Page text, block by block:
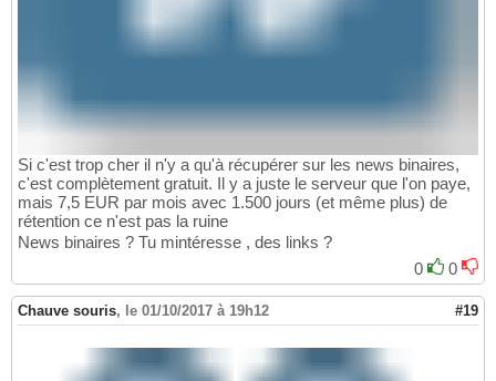
Si c'est trop cher il n'y a qu'à récupérer sur les news binaires,
c'est complètement gratuit. Il y a juste le serveur que l'on paye,
mais 7,5 EUR par mois avec 1.500 jours (et même plus) de
rétention ce n'est pas la ruine
News binaires ? Tu mintéresse , des links ?
0
0
Chauve souris, le 01/10/2017 à 19h12 #19